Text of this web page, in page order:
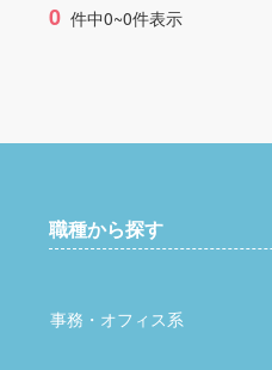
0 件中0~0件表示
職種から探す
事務・オフィス系